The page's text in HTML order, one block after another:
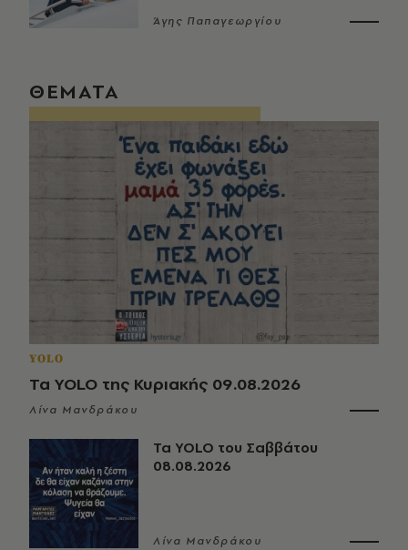
Άγης Παπαγεωργίου
ΘΕΜΑΤΑ
YOLO
Τα YOLO της Κυριακής 09.08.2026
Λίνα Μανδράκου
Τα YOLO του Σαββάτου
08.08.2026
Λίνα Μανδράκου